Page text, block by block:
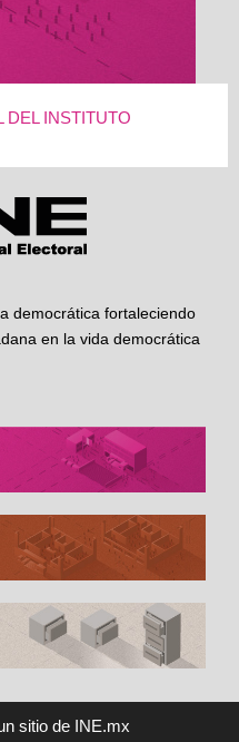
DEL INSTITUTO
democrática fortaleciendo
en la vida democrática
sitio de INE.mx